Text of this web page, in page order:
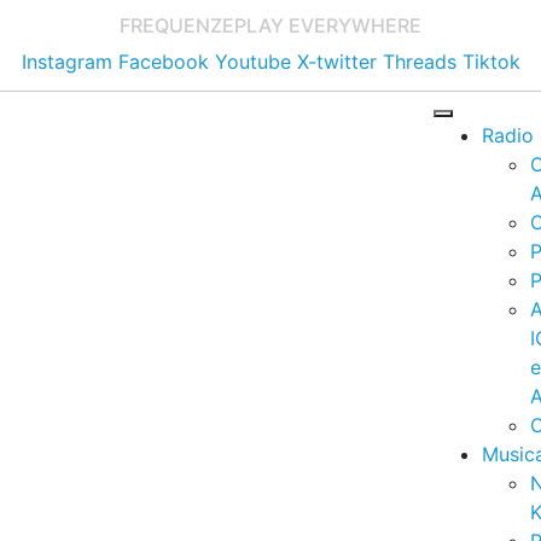
FREQUENZEPLAY EVERYWHERE
Instagram Facebook Youtube X-twitter Threads Tiktok
Radio
e